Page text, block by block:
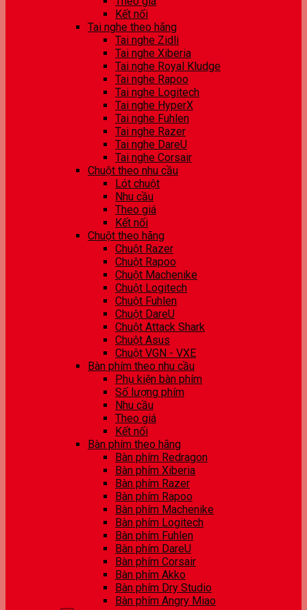
Kết nối
Tai nghe theo hãng
Tai nghe Zidli
Tai nghe Xiberia
Tai nghe Royal Kludge
Tai nghe Rapoo
Tai nghe Logitech
Tai nghe HyperX
Tai nghe Fuhlen
Tai nghe Razer
Tai nghe DareU
Tai nghe Corsair
Chuột theo nhu cầu
Lót chuột
Nhu cầu
Theo giá
Kết nối
Chuột theo hãng
Chuột Razer
Chuột Rapoo
Chuột Machenike
Chuột Logitech
Chuột Fuhlen
Chuột DareU
Chuột Attack Shark
Chuột Asus
Chuột VGN - VXE
Bàn phím theo nhu cầu
Phụ kiện bàn phím
Số lượng phím
Nhu cầu
Theo giá
Kết nối
Bàn phím theo hãng
Bàn phím Redragon
Bàn phím Xiberia
Bàn phím Razer
Bàn phím Rapoo
Bàn phím Machenike
Bàn phím Logitech
Bàn phím Fuhlen
Bàn phím DareU
Bàn phím Corsair
Bàn phím Akko
Bàn phím Dry Studio
Bàn phím Angry Miao